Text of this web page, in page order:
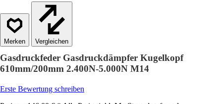
Vergleichen
Gasdruckfeder Gasdruckdämpfer Kugelkopf
610mm/200mm 2.400N-5.000N M14
Erste Bewertung schreiben